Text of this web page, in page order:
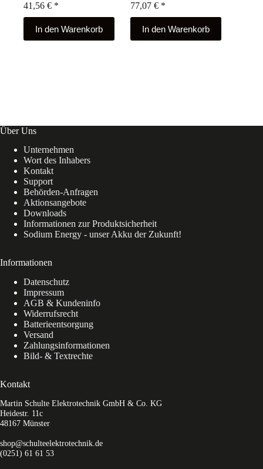
41,56 € *
In den Warenkorb
77,07€ *
In den Warenkorb
Über Uns
Unternehmen
Wort des Inhabers
Kontakt
Support
Behörden-Anfragen
Aktionsangebote
Downloads
Informationen zur Produktsicherheit
Sodium Energy - unser Akku der Zukunft!
Informationen
Datenschutz
Impressum
AGB & Kundeninfo
Widerrufsrecht
Batterieentsorgung
Versand
Zahlungsinformationen
Bild- & Textrechte
Kontakt
Martin Schulte Elektrotechnik GmbH & Co. KG
Heidestr. 11c
48167 Münster
shop@schulteelektrotechnik.de
(0251) 61 61 53